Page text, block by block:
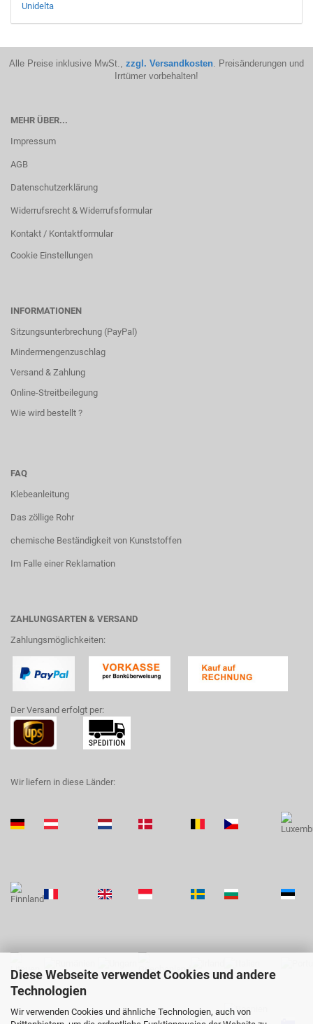
Diese Webseite verwendet Cookies und andere
Technologien
Wir verwenden Cookies und ähnliche Technologien, auch von
Unidelta
Alle Preise inklusive MwSt., zzgl. Versandkosten. Preisänderungen und
Irrtümer vorbehalten!
MEHR ÜBER...
Impressum
AGB
Datenschutzerklärung
Widerrufsrecht & Widerrufsformular
Kontakt / Kontaktformular
Cookie Einstellungen
INFORMATIONEN
Sitzungsunterbrechung (PayPal)
Mindermengenzuschlag
Versand & Zahlung
Online-Streitbeilegung
Wie wird bestellt ?
FAQ
Klebeanleitung
Das zöllige Rohr
chemische Beständigkeit von Kunststoffen
Im Falle einer Reklamation
ZAHLUNGSARTEN & VERSAND
Zahlungsmöglichkeiten:
Der Versand erfolgt per:
Wir liefern in diese Länder: